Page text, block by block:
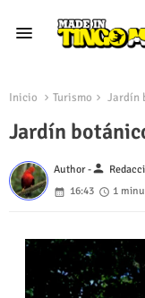
Inicio Turismo Jardín
Jardín
Author -person
16:43
1